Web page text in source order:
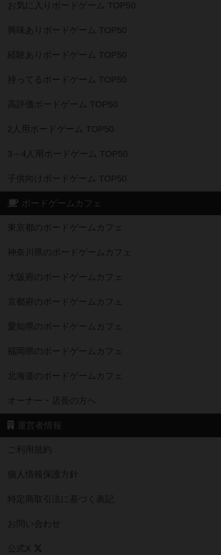
お気に入りボードゲーム TOP50
興味ありボードゲーム TOP50
経験ありボードゲーム TOP50
持ってるボードゲーム TOP50
高評価ボードゲーム TOP50
2人用ボードゲーム TOP50
3～4人用ボードゲーム TOP50
子供向けボードゲーム TOP50
ボードゲームカフェ
東京都のボードゲームカフェ
神奈川県のボードゲームカフェ
大阪府のボードゲームカフェ
京都府のボードゲームカフェ
愛知県のボードゲームカフェ
福岡県のボードゲームカフェ
北海道のボードゲームカフェ
オーナー・店長の方へ
運営者情報
ご利用規約
個人情報保護方針
特定商取引法に基づく表記
お問い合わせ
公式X